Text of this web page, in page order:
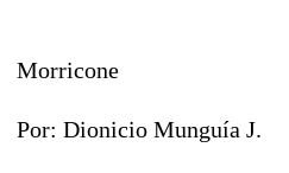
Morricone
Por: Dionicio Munguía J.